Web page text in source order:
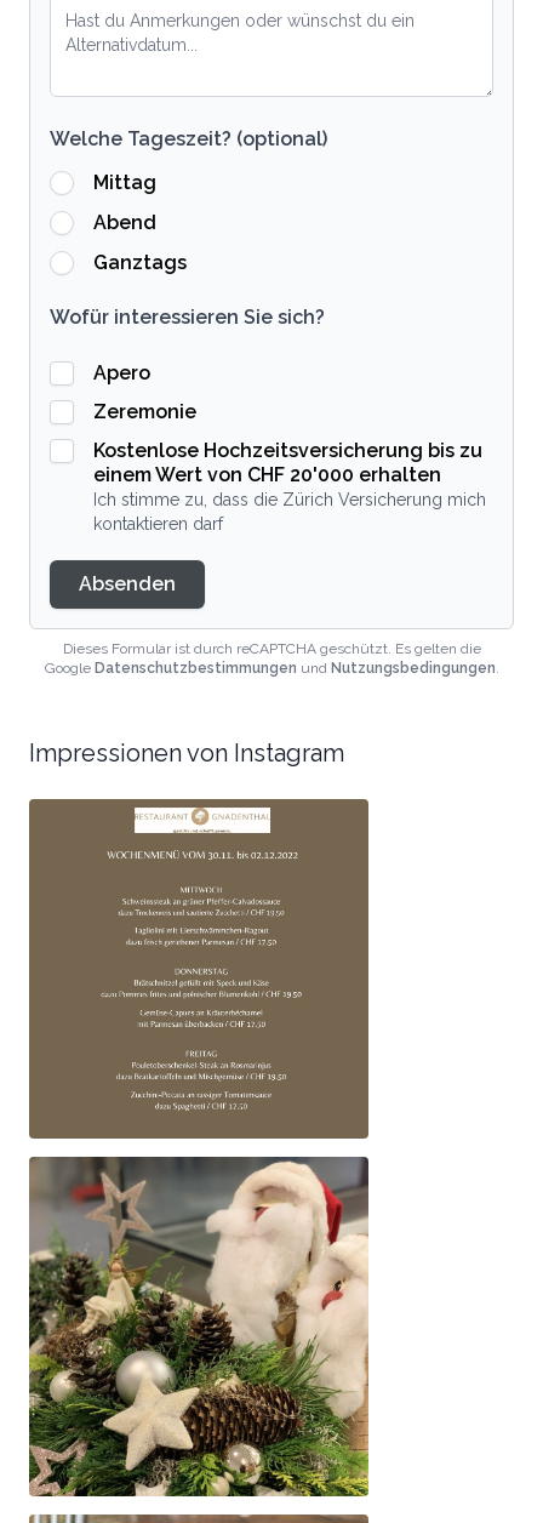
Welche Tageszeit? (optional)
Mittag
Abend
Ganztags
Wofür interessieren Sie sich?
Apero
Zeremonie
Kostenlose Hochzeitsversicherung bis zu
einem Wert von CHF 20'000 erhalten
Ich stimme zu, dass die Zürich Versicherung mich
kontaktieren darf
Absenden
Dieses Formular ist durch reCAPTCHA geschützt. Es gelten die
Google Datenschutzbestimmungen und Nutzungsbedingungen.
Impressionen von Instagram